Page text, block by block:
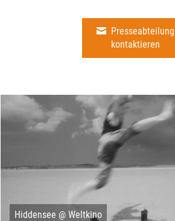
Presseabteilung
kontaktieren
Hiddensee @ Weltkino